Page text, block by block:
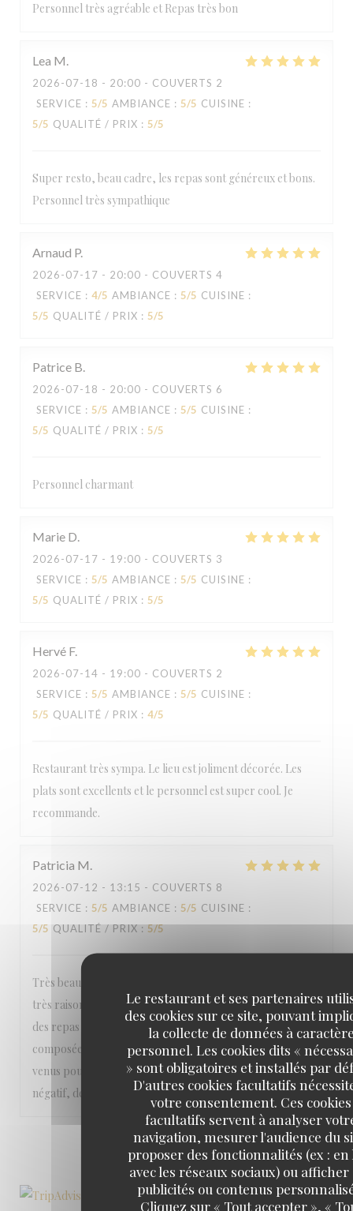
Le restaurant et ses partenaires
des cookies sur ce site, pouvant
la collecte de données à
personnel. Les cookies dits «
» sont obligatoires et installés par
D'autres cookies facultatifs
votre consentement. Ces cookies
facultatifs servent à analyser
navigation, mesurer l'audience du
proposer des fonctionnalités (ex : en
avec les réseaux sociaux) ou afficher
publicités ou contenus
Cliquez sur « Tout accepter », «
Personnel très agréable et Repas très bon
Lea M
2026-07-18 - 20:00 - COUVERTS 2
SERVICE : 5/5 AMBIANCE : 5/5 CUISINE :
5/5 QUALITÉ / PRIX : 5/5
Super resto, beau cadre, les repas sont généreux et bons.
Personnel très sympathique
Arnaud P
2026-07-17 - 20:00 - COUVERTS 4
SERVICE : 4/5 AMBIANCE : 5/5 CUISINE :
5/5 QUALITÉ / PRIX : 5/5
Patrice B
2026-07-18 - 20:00 - COUVERTS 6
SERVICE : 5/5 AMBIANCE : 5/5 CUISINE :
5/5 QUALITÉ / PRIX : 5/5
Personnel charmant
Marie D
2026-07-17 - 19:00 - COUVERTS 3
SERVICE : 5/5 AMBIANCE : 5/5 CUISINE :
5/5 QUALITÉ / PRIX : 5/5
Hervé F
2026-07-14 - 19:00 - COUVERTS 2
SERVICE : 5/5 AMBIANCE : 5/5 CUISINE :
5/5 QUALITÉ / PRIX : 4/5
Restaurant très sympa. Le lieu est joliment décorée. Les
plats sont excellents et le personnel est super cool. Je
recommande.
Patricia M
2026-07-12 - 13:15 - COUVERTS 8
SERVICE : 5/5 AMBIANCE : 5/5 CUISINE :
5/5 QUALITÉ / PRIX: 5/5
Très beau cadre pour manger un très bon repas à des prix
très raisonnable compte tenu de la qualité et de la quantité
des repas dans l'assiette que ce soit plat de viande, salade
composée, cocktail, dessert, service, ..... Nous sommes
venus pour la 1ère fois avec des amis et je n'ai Rien à dire de
négatif, désolée pour vous ! On reviendra très vite !
1 2 3